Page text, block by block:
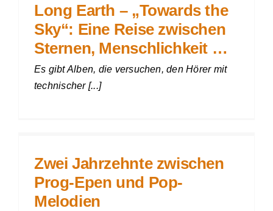
Long Earth – „Towards the
Sky“: Eine Reise zwischen
Sternen, Menschlichkeit …
Es gibt Alben, die versuchen, den Hörer mit
technischer [...]
Zwei Jahrzehnte zwischen
Prog-Epen und Pop-
Melodien